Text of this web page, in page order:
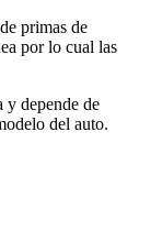
primas de
por lo cual las
y depende de
del auto.